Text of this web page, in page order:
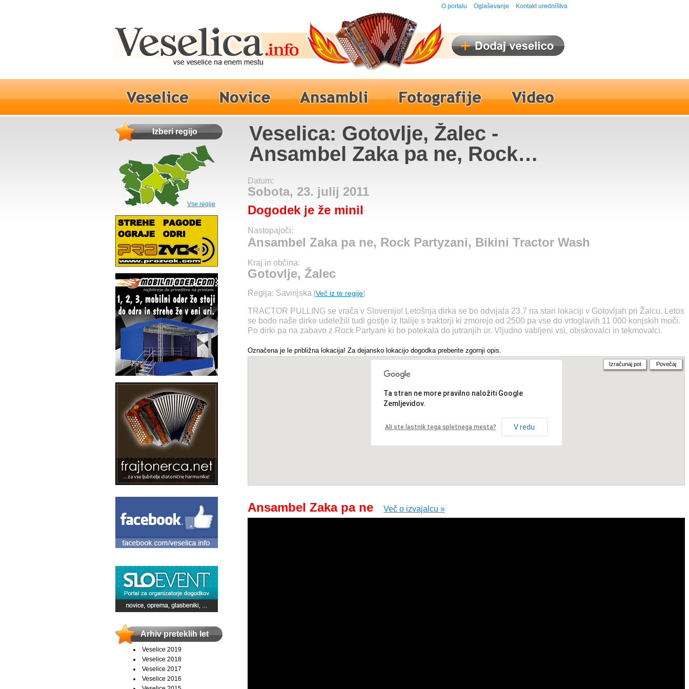
O portalu Oglaševanje Kontakt uredništva
Izberi regijo
Vse regije
Arhiv preteklih let
Veselice 2019
Veselice 2018
Veselice 2017
Veselice 2016
Veselica: Gotovlje, Žalec -
Ansambel Zaka pa ne, Rock
Partyzani, Bikini Tractor Wash
Datum:
Sobota, 23. julij 2011
Dogodek je že minil
Nastopajoči:
Ansambel Zaka pa ne, Rock Partyzani, Bikini Tractor Wash
Kraj in občina:
Gotovlje, Žalec
Regija: Savinjska [Več iz te regije]
TRACTOR PULLING se vrača v Slovenijo! Letošnja dirka se bo odvijala 23.7 na stari lokaciji v Gotovljah pri Žalcu. Letos
se bodo naše dirke udeležili tudi gostje iz Italije s traktorji ki zmorejo od 2500 pa vse do vrtoglavih 11 000 konjskih moči.
Po dirki pa na zabavo z Rock Partyani ki bo potekala do jutranjih ur. Vljudno vabljeni vsi, obiskovalci in tekmovalci.
Označena je le približna lokacija! Za dejansko lokacijo dogodka preberite zgornji opis.
Ta stran ne more pravilno naložiti Google
Zemljevidov.
Ali ste lastnik tega spletnega mesta? V redu
Izračunaj pot Povečaj
Ansambel Zaka pa ne Več o izvajalcu »